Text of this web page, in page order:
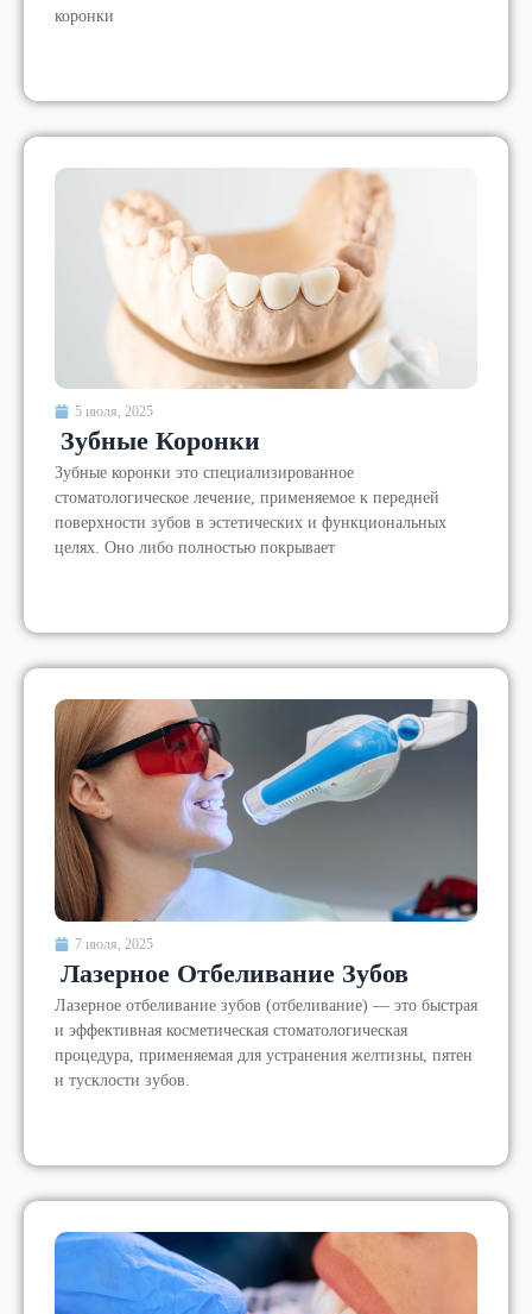
коронки
5 июля, 2025
Зубные Коронки
Зубные коронки это специализированное
стоматологическое лечение, применяемое к передней
поверхности зубов в эстетических и функциональных
целях. Оно либо полностью покрывает
7 июля, 2025
Лазерное Отбеливание Зубов
Лазерное отбеливание зубов (отбеливание) — это быстрая
и эффективная косметическая стоматологическая
процедура, применяемая для устранения желтизны, пятен
и тусклости зубов.